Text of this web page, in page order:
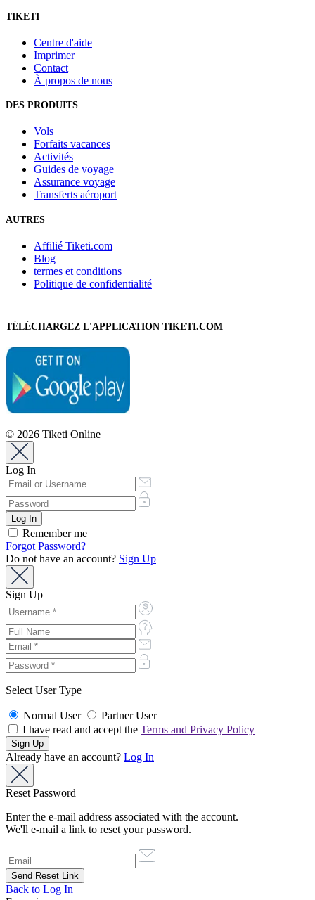
TIKETI
Centre d'aide
Imprimer
Contact
À propos de nous
DES PRODUITS
Vols
Forfaits vacances
Activités
Guides de voyage
Assurance voyage
Transferts aéroport
AUTRES
Affilié Tiketi.com
Blog
termes et conditions
Politique de confidentialité
TÉLÉCHARGEZ L'APPLICATION TIKETI.COM
© 2026 Tiketi Online
Log In
Remember me
Forgot Password?
Do not have an account? Sign Up
Sign Up
Select User Type
Normal User
Partner User
I have read and accept the Terms and Privacy Policy
Already have an account? Log In
Reset Password
Enter the e-mail address associated with the account.
We'll e-mail a link to reset your password.
Back to Log In